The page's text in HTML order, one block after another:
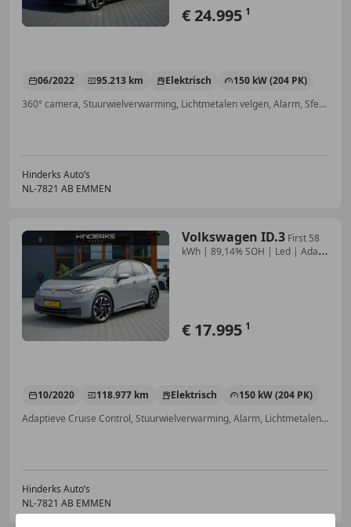
€ 24.995 1
06/2022 95.213 km Elektrisch
150 kW (204 PK)
360° camera, Stuurwielverwarming, Lichtmetalen velgen, Alarm, Sfeerverlichting, Parkeerhulp met camera, Adaptieve Cruise Control, Getinte ramen
Hinderks Auto’s
NL-7821 AB EMMEN
Volkswagen ID.3 First 58
kWh | 89,14% SOH | Led | Adap.
€ 17.995 1
10/2020 118.977 km Elektrisch
150 kW (204 PK)
Adaptieve Cruise Control, Stuurwielverwarming, Alarm, Lichtmetalen velgen, Elektrisch verstelbare buitenspiegels, Stoelverwarming, Elektrische ramen, Grootlichtassistent
Hinderks Auto’s
NL-7821 AB EMMEN